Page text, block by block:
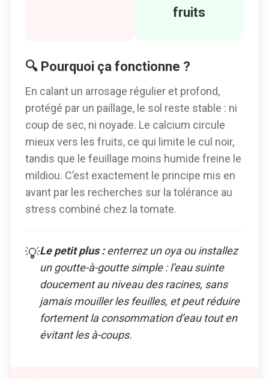
fruits
🔍 Pourquoi ça fonctionne ?
En calant un arrosage régulier et profond,
protégé par un paillage, le sol reste stable : ni
coup de sec, ni noyade. Le calcium circule
mieux vers les fruits, ce qui limite le cul noir,
tandis que le feuillage moins humide freine le
mildiou. C’est exactement le principe mis en
avant par les recherches sur la tolérance au
stress combiné chez la tomate.
💡Le petit plus :enterrez un oya ou installez
un goutte-à-goutte simple : l’eau suinte
doucement au niveau des racines, sans
jamais mouiller les feuilles, et peut réduire
fortement la consommation d’eau tout en
évitant les à-coups.